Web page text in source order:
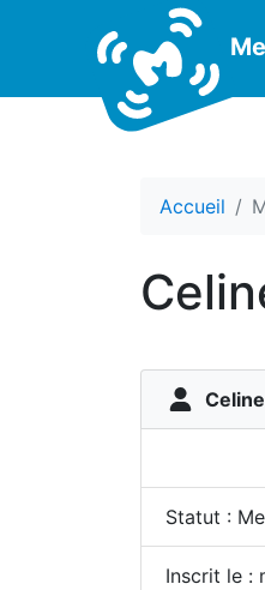
Accueil
Statut :
Inscrit le :